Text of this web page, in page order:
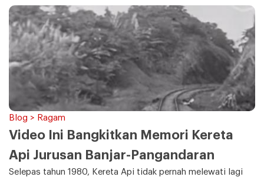
Blog > Ragam
Video Ini Bangkitkan Memori Kereta
Api Jurusan Banjar-Pangandaran
Selepas tahun 1980, Kereta Api tidak pernah melewati lagi